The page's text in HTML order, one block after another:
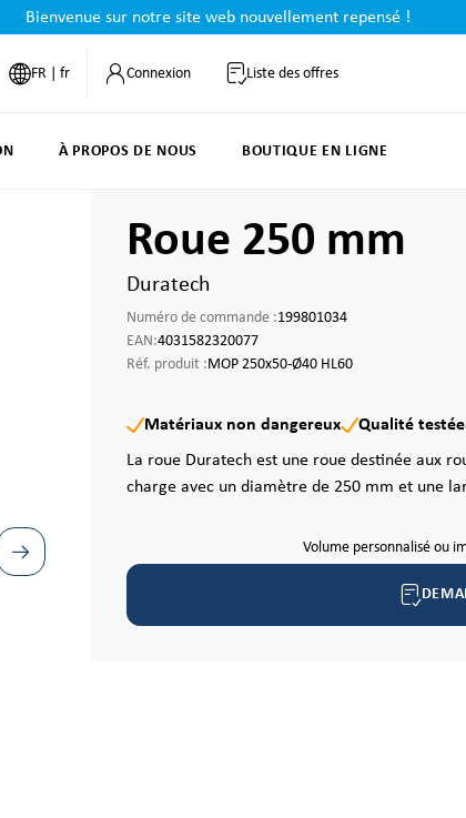
Bienvenue sur notre site web nouvellement repensé !
FR | fr Connexion Liste des offres
À PROPOS DE NOUS BOUTIQUE EN LIGNE
Roue 250 mm
Duratech
Numéro de commande :199801034
EAN:4031582320077
Réf. produit :MOP 250x50-Ø40 HL60
Matériaux non dangereux
Qualité testée
La roue Duratech est une roue destinée aux
charge avec un diamètre de 250 mm et une
Volume personnalisé ou